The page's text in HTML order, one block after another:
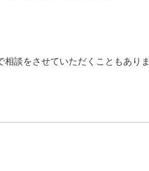
談をさせていただくこともありま